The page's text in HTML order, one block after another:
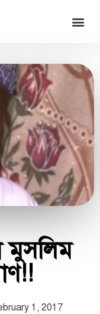
মুসলিম
1, 2017